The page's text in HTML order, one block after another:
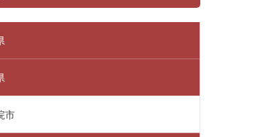
市